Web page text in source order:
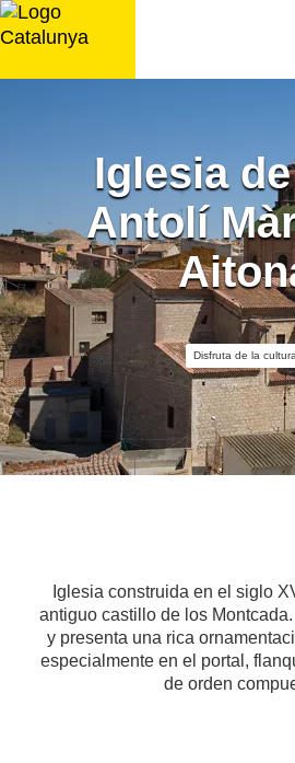
Saltar
al
Iglesia
Antolí
Disfruta de la cultura
Iglesia construida en el siglo
antiguo castillo de los
y presenta una rica
especialmente en el portal,
de orden